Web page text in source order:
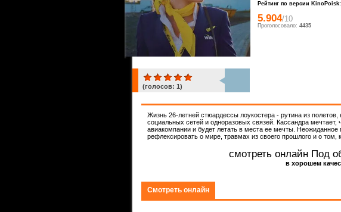
ком.
(голосов: 1)
Рейтинг по версии KinoPoisk:
5.904/10
Проголосовало: 4435
Жизнь 26-летней стюардессы лоукостера - рутина из полетов,
социальных сетей и одноразовых связей. Кассандра мечтает,
авиакомпании и будет летать в места ее мечты. Неожиданное
рефлексировать о мире, травмах из своего прошлого и о том,
смотреть онлайн Под
в хорошем
Смотреть онлайн